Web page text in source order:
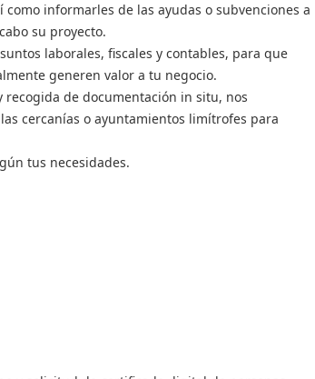
informarles de las ayudas o subvenciones a
su proyecto.
laborales, fiscales y contables, para que
generen valor a tu negocio.
de documentación in situ, nos
cercanías o ayuntamientos limítrofes para
tus necesidades.